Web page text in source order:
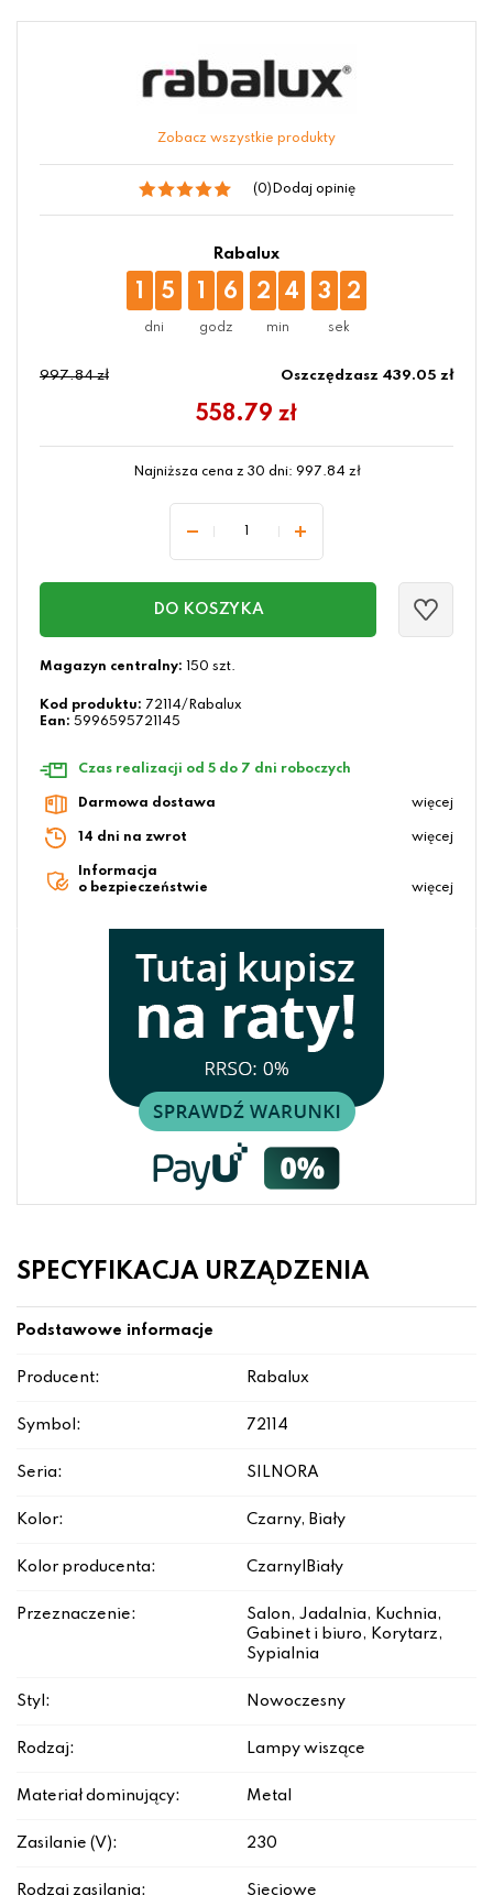
Zobacz wszystkie produkty
(0) Dodaj opinię
Rabalux
1 5 1 6 2 4 3 2
997.84 zł Oszczędzasz 439.05 zł
558.79 zł
Najniższa cena z 30 dni: 997.84 zł
DO KOSZYKA
Magazyn centralny: 150 szt.
Kod produktu: 72114/Rabalux
Ean: 5996595721145
Czas realizacji od 5 do 7 dni roboczych
Darmowa dostawa więcej
14 dni na zwrot więcej
Informacja
o bezpieczeństwie
więcej
SPECYFIKACJA URZĄDZENIA
Podstawowe informacje
Producent: Rabalux
Symbol: 72114
Seria: SILNORA
Kolor: Czarny, Biały
Kolor producenta: Czarny|Biały
Przeznaczenie:
Salon, Jadalnia, Kuchnia,
Gabinet i biuro, Korytarz,
Sypialnia
Styl: Nowoczesny
Rodzaj: Lampy wiszące
Materiał dominujący: Metal
Zasilanie (V): 230
Rodzaj zasilania: Sieciowe